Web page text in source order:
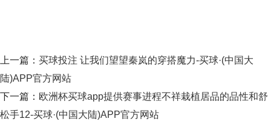
上一篇： 买球投注 让我们望望秦岚的穿搭魔力-买球·(中国大
陆)APP官方网站
下一篇： 欧洲杯买球app提供赛事进程不祥栽植居品的品性和舒
松手12-买球·(中国大陆)APP官方网站